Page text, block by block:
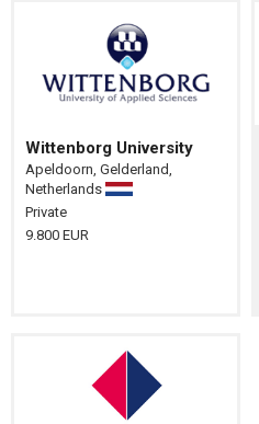
Wittenborg University
Apeldoorn, Gelderland,
Netherlands
Private
9.800 EUR